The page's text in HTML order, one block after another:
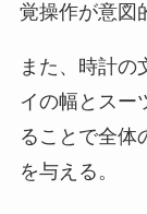
覚操作が意図
また、時計の
イの幅とスー
ることで全体
を与える。